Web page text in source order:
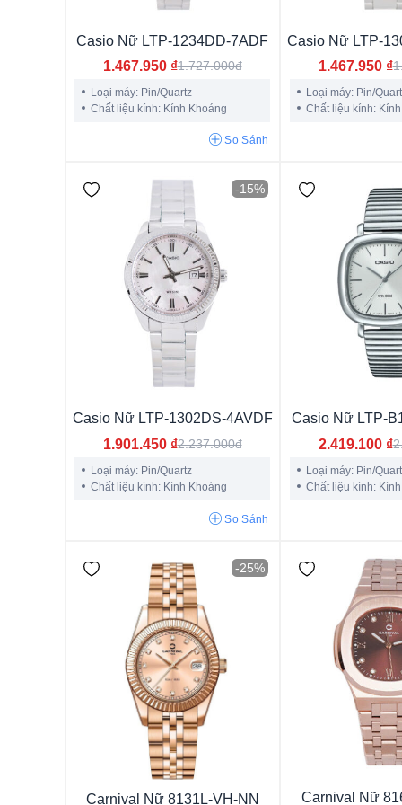
Phiên bản giới hạn
12mm 14mm 10mm
11.5mm 12.5mm 13.5mm
15.5mm 16mm 8.5mm
6mm 5.5mm 8.9mm
11.2mm 11.1mm 10.20mm 4.6mm 7.80mm
Casio Nữ LTP-1234DD-7ADF
1.467.950 ₫1.727.000đ
Loại máy: Pin/Quartz
Chất liệu kính: Kính Khoáng
So Sánh
Casio Nữ LTP-
1.467.950 ₫
Loại máy: Pin/
Chất liệu kính:
-15%
Casio Nữ LTP-1302DS-4AVDF
1.901.450 ₫2.237.000đ
Loại máy: Pin/Quartz
Chất liệu kính: Kính Khoáng
So Sánh
Casio Nữ LTP-
2.419.100 ₫
Loại máy: Pin/
Chất liệu kính:
-25%
Carnival Nữ 8131L-VH-NN Carnival Nữ